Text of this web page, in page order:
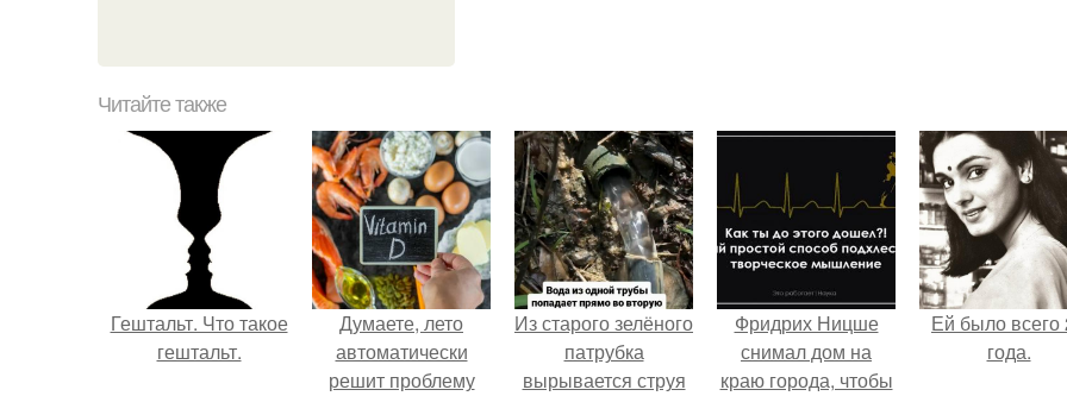
Читайте также
Гештальт. Что такое
гештальт.
Думаете, лето
автоматически
решит проблему
Из старого зелёного
патрубка
вырывается струя
Фридрих Ницше
снимал дом на
краю города, чтобы
Ей было всего
года.